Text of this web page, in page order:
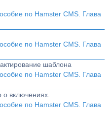
по Hamster CMS. Глава
по Hamster CMS. Глава
шаблона
по Hamster CMS. Глава
о включениях.
по Hamster CMS. Глава